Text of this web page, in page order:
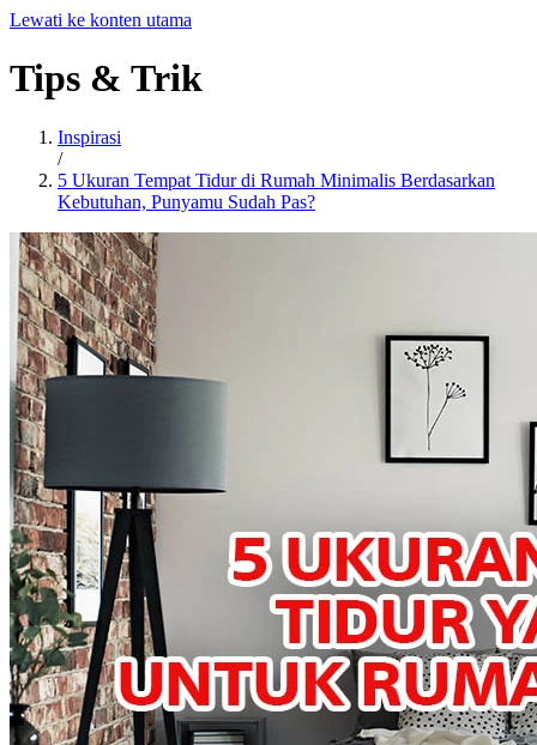
Lewati ke konten utama
Tips & Trik
Inspirasi
/
5 Ukuran Tempat Tidur di Rumah Minimalis Berdasarkan
Kebutuhan, Punyamu Sudah Pas?